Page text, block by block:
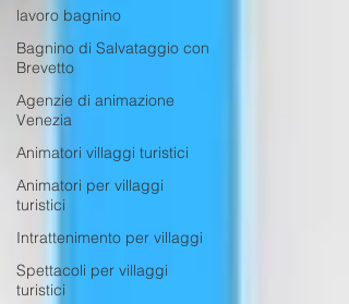
lavoro bagnino
Bagnino di Salvataggio con
Brevetto
Agenzie di animazione
Venezia
Animatori villaggi turistici
Animatori per villaggi
turistici
Intrattenimento per villaggi
Spettacoli per villaggi
turistici